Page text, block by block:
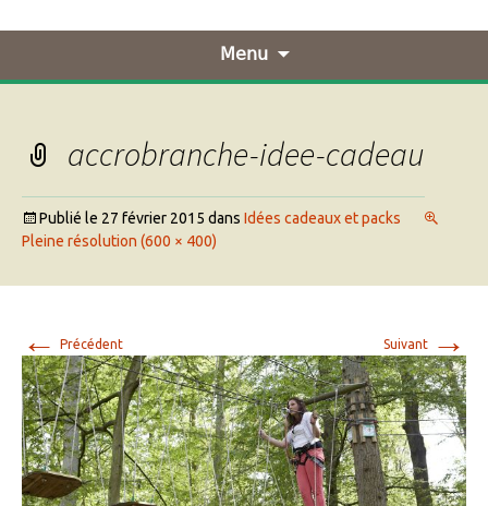
Menu
Aller
principal
accrobranche-idee-cadeau
Publié le 27 février 2015 dans Idées cadeaux et packs
Pleine résolution (600 × 400)
← Précédent Suivant →